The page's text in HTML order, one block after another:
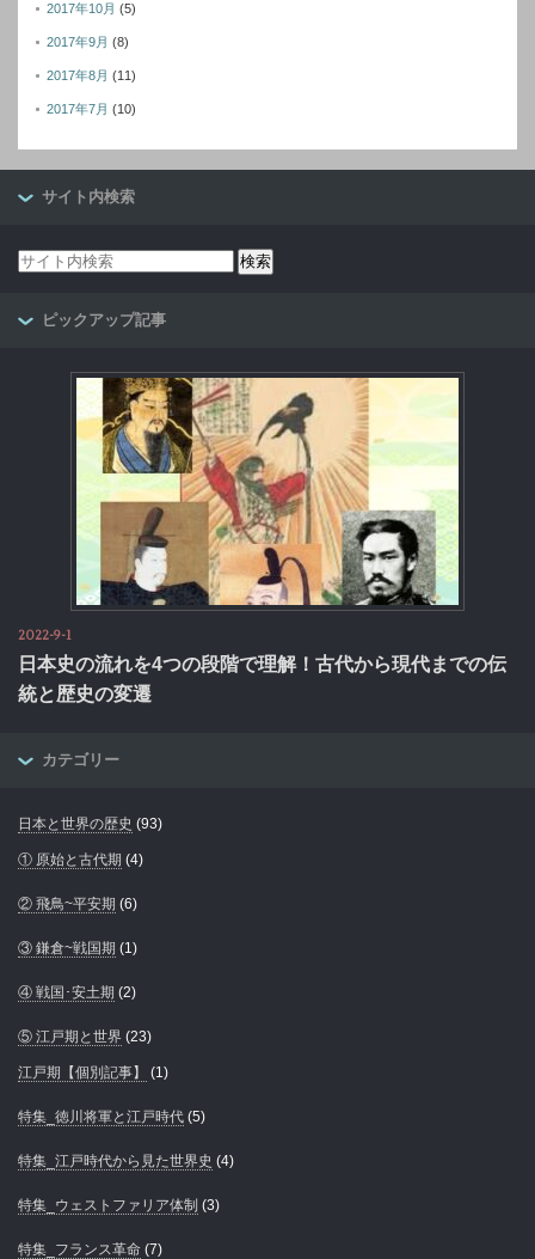
2017年10月 (5)
2017年9月 (8)
2017年8月 (11)
2017年7月 (10)
サイト内検索
ピックアップ記事
2022-9-1
日本史の流れを4つの段階で理解！古代から現代までの伝
統と歴史の変遷
カテゴリー
日本と世界の歴史 (93)
① 原始と古代期 (4)
② 飛鳥~平安期 (6)
③ 鎌倉~戦国期 (1)
④ 戦国･安土期 (2)
⑤ 江戸期と世界 (23)
江戸期【個別記事】 (1)
特集_徳川将軍と江戸時代 (5)
特集_江戸時代から見た世界史 (4)
特集_ウェストファリア体制 (3)
特集_フランス革命 (7)